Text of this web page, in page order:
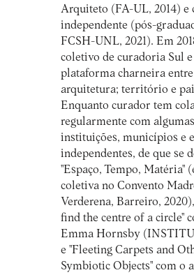
Arquiteto (FA-UL, 2014) e
independente (pós-
FCSH-UNL, 2021). Em
coletivo de curadoria Sul e
plataforma charneira
arquitetura; território e
Enquanto curador tem
regularmente com algumas
instituições, municípios e
independentes, de que se
"Espaço, Tempo, Matéria"
coletiva no Convento
Verderena, Barreiro,
find the centre of a circle"
Emma Hornsby
e "Fleeting Carpets and
Symbiotic Objects" com o